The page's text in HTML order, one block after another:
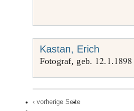
Kastan, Erich
Fotograf, geb. 12. 1.1898
‹ vorherige Seite